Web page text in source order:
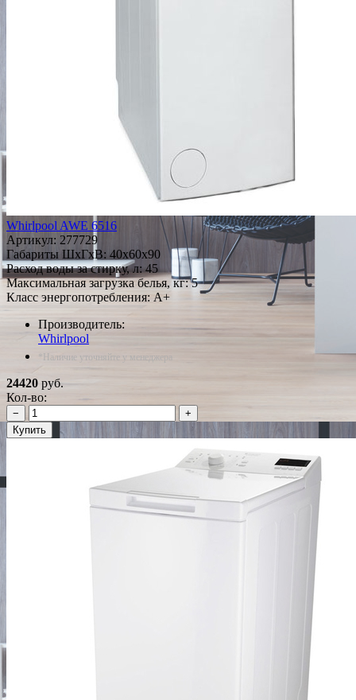
Whirlpool AWE 6516
Артикул: 277729
Габариты ШxГxВ: 40x60x90
Расход воды за стирку, л: 45
Максимальная загрузка белья, кг: 5
Класс энергопотребления: A+
Производитель:
Whirlpool
*Наличие уточняйте у менеджера
24420 руб.
Кол-во:
−
+
Купить